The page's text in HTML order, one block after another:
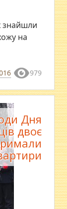
знайшли
на
979
Дня
двоє